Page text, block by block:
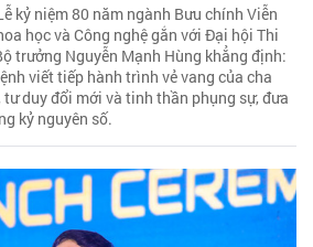
kỷ niệm 80 năm ngành Bưu chính Viễn
học và Công nghệ gắn với Đại hội Thi
trưởng Nguyễn Mạnh Hùng khẳng định:
viết tiếp hành trình vẻ vang của cha
duy đổi mới và tinh thần phụng sự, đưa
kỷ nguyên số.